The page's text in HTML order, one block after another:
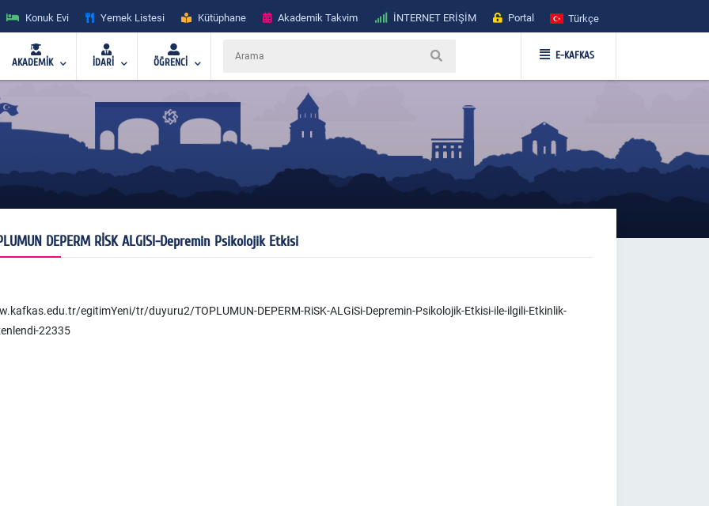
Konuk Evi Yemek Listesi Kütüphane Akademik Takvim İNTERNET ERİŞİM Portal Türkçe
AKADEMİK İDARİ ÖĞRENCİ
E-KAFKAS
DEPERM RİSK ALGISI-Depremin Psikolojik Etkisi
egitimYeni/tr/duyuru2/TOPLUMUN-DEPERM-RiSK-ALGiSi-Depremin-Psikolojik-Etkisi-ile-ilgili-Etkinlik-
22335